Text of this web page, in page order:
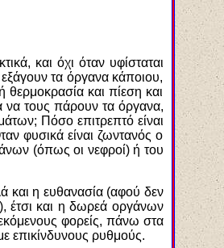
και όχι όταν υφίσταται
τα όργανα κάποιου,
θερμοκρασία και πίεση και
να τους πάρουν τα όργανα,
Πόσο επιτρεπτό είναι
φυσικά είναι ζωντανός ο
(όπως οι νεφροί) ή του
και η ευθανασία (αφού δεν
έτσι και η δωρεά οργάνων
φορείς, πάνω στα
επικίνδυνους ρυθμούς.